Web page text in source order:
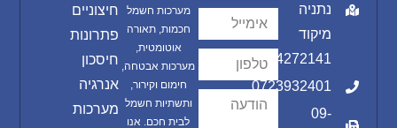
מערכות חשמל
חכמות, תאורה
אוטומטית,
מערכות אבטחה,
חימום וקירור,
ותשתיות חשמל
לבית חכם. אנו
חיצוניים
פתרונות
חיסכון
אנרגיה
מערכות
נתניה
מיקוד
4272141
0723932401
09-